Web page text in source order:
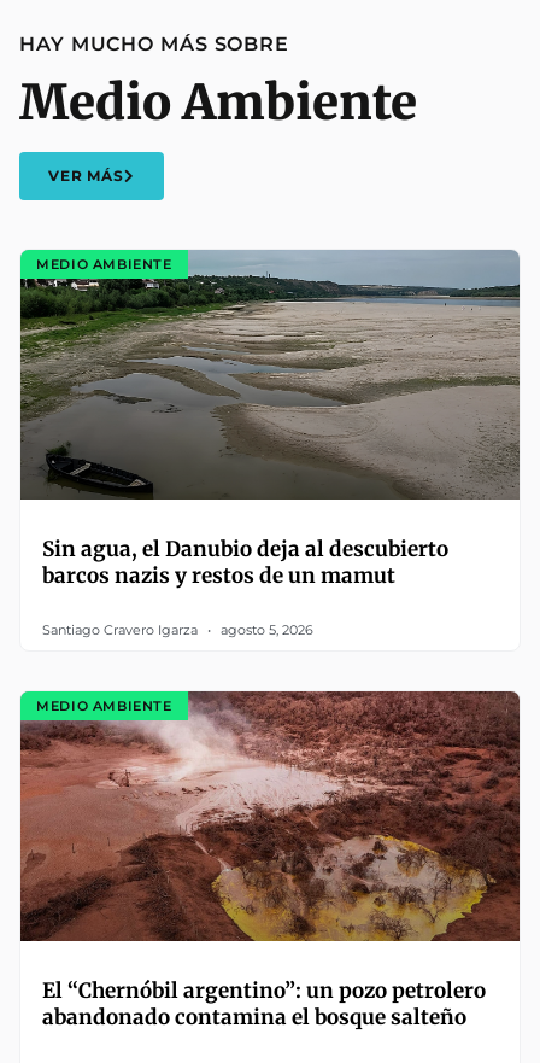
HAY MUCHO MÁS SOBRE
Medio Ambiente
VER MÁS
MEDIO AMBIENTE
Sin agua, el Danubio deja al descubierto
barcos nazis y restos de un mamut
Santiago Cravero Igarza agosto 5, 2026
MEDIO AMBIENTE
El “Chernóbil argentino”: un pozo petrolero
abandonado contamina el bosque salteño